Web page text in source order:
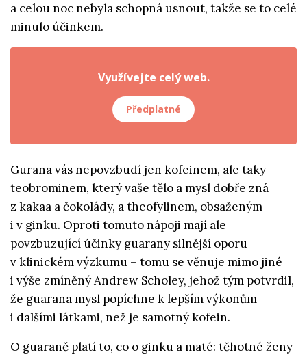
a celou noc nebyla schopná usnout, takže se to celé
minulo účinkem.
Využívejte celý web.
Předplatné
Gurana vás nepovzbudí jen kofeinem, ale taky
teobrominem, který vaše tělo a mysl dobře zná
z kakaa a čokolády, a theofylinem, obsaženým
i v ginku. Oproti tomuto nápoji mají ale
povzbuzující účinky guarany silnější oporu
v klinickém výzkumu – tomu se věnuje mimo jiné
i výše zmíněný Andrew Scholey, jehož tým potvrdil,
že guarana mysl popíchne k lepším výkonům
i dalšími látkami, než je samotný kofein.
O guaraně platí to, co o ginku a maté: těhotné ženy